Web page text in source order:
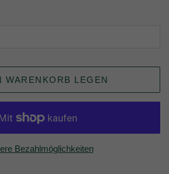
WARENKORB LEGEN
Bezahlmöglichkeiten